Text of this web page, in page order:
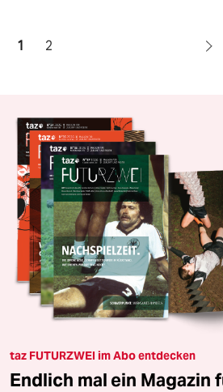
1 2
taz FUTURZWEI im Abo entdecken
Endlich mal ein Magazin